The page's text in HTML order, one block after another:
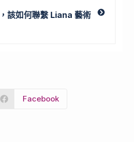
該如何聯繫 Liana 藝術
Facebook